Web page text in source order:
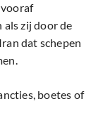
als zij door de
dat schepen
boetes of